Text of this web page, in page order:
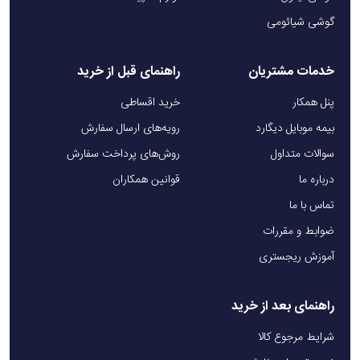
گوشی شیائومی
خدمات مشتریان
پنل همکار
بیمه موبایل دیگارد
سوالات متداول
درباره ما
تماس با ما
ضوابط و مقررات
آموزش ریجستری
راهنمای قبل از خرید
خرید اقساطی
رویه‌های ارسال سفارش
روش‌های پرداخت سفارش
قوانین همکاران
راهنمای بعد از خرید
شرایط مرجوع کالا